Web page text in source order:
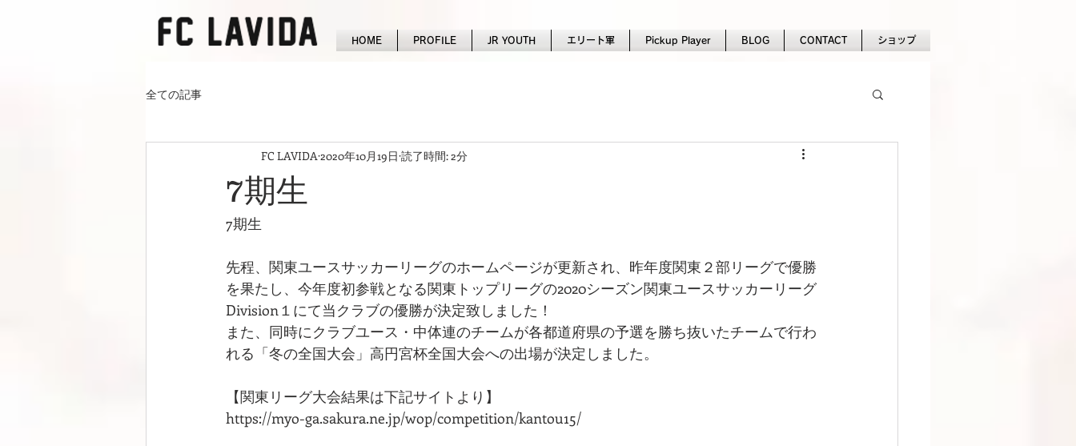
HOME PROFILE JR YOUTH エリート軍 Pickup Player BLOG CONTACT ショップ
全ての記事
7期生
FC LAVIDA 2020年10月19日 読了時間: 2分
7期生
先程、関東ユースサッカーリーグのホームページが更新され、昨年度関東２部リーグで優勝
を果たし、今年度初参戦となる関東トップリーグの2020シーズン関東ユースサッカーリーグ
Division１にて当クラブの優勝が決定致しました！
また、同時にクラブユース・中体連のチームが各都道府県の予選を勝ち抜いたチームで行わ
れる「冬の全国大会」高円宮杯全国大会への出場が決定しました。
【関東リーグ大会結果は下記サイトより】
https://myo-ga.sakura.ne.jp/wop/competition/kantou15/